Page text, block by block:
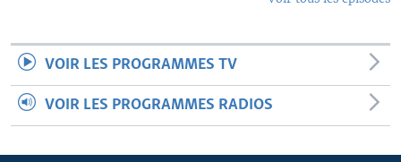
VOIR LES PROGRAMMES TV
VOIR LES PROGRAMMES RADIOS